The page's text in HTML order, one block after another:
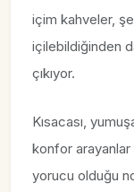
içim kahveler,
içilebildiğinden
çıkıyor.
Kısacası,
konfor
yorucu olduğu